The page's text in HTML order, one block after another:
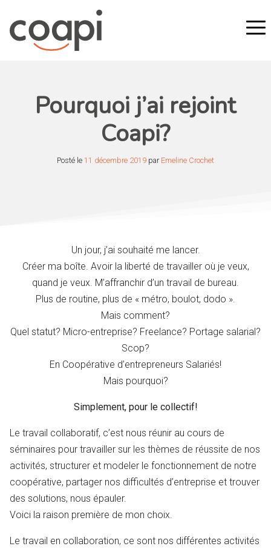
Pourquoi j’ai rejoint
Coapi?
Posté le 11 décembre 2019 par Emeline Crochet
Un jour, j’ai souhaité me lancer.
Créer ma boîte. Avoir la liberté de travailler où je veux,
quand je veux. M’affranchir d’un travail de bureau.
Plus de routine, plus de « métro, boulot, dodo ».
Mais comment?
Quel statut? Micro-entreprise? Freelance? Portage salarial?
Scop?
En Coopérative d’entrepreneurs Salariés!
Mais pourquoi?
Simplement, pour le collectif!
Le travail collaboratif, c’est nous réunir au cours de
séminaires pour travailler sur les thèmes de réussite de nos
activités, structurer et modeler le fonctionnement de notre
coopérative, partager nos difficultés d’entreprise et trouver
des solutions, nous épauler.
Voici la raison première de mon choix.
Le travail en collaboration, ce sont nos différentes activités